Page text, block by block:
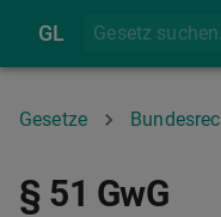
GL
Gesetze
§ 51 GwG